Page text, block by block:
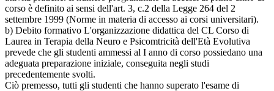
corso è definito ai sensi dell'art. 3, c.2 della Legge 264 del 2
settembre 1999 (Norme in materia di accesso ai corsi universitari).
b) Debito formativo L'organizzazione didattica del CL Corso di
Laurea in Terapia della Neuro e Psicomtricità dell'Età Evolutiva
prevede che gli studenti ammessi al I anno di corso possiedano una
adeguata preparazione iniziale, conseguita negli studi
precedentemente svolti.
Ciò premesso, tutti gli studenti che hanno superato l'esame di